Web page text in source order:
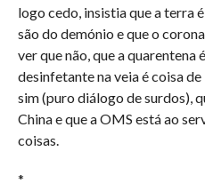
logo cedo, insistia que a terra
são do demónio e que o
ver que não, que a quarentena
desinfetante na veia é coisa
sim (puro diálogo de surdos),
China e que a OMS está ao
coisas.
*